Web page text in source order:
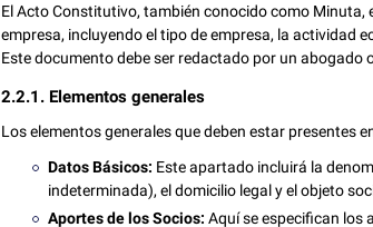
El Acto Constitutivo, también conocido como
empresa, incluyendo el tipo de empresa, la actividad
Este documento debe ser redactado por un abogado
2.2.1. Elementos generales
Los elementos generales que deben estar presentes
Datos Básicos: Este apartado incluirá la
indeterminada), el domicilio legal y el objeto
Aportes de los Socios: Aquí se especifican los